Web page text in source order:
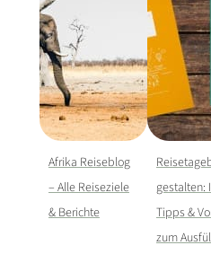
Afrika Reiseblog
– Alle Reiseziele
& Berichte
gestalten:
Tipps &
zum